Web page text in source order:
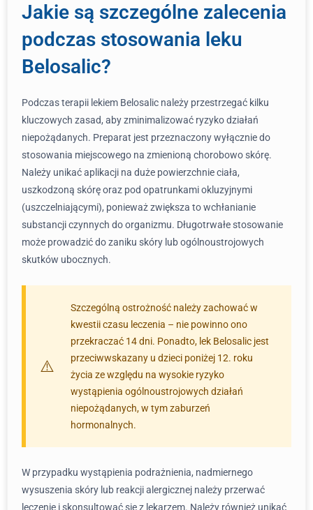
Jakie są szczególne zalecenia
podczas stosowania leku
Belosalic?
Podczas terapii lekiem Belosalic należy przestrzegać kilku
kluczowych zasad, aby zminimalizować ryzyko działań
niepożądanych. Preparat jest przeznaczony wyłącznie do
stosowania miejscowego na zmienioną chorobowo skórę.
Należy unikać aplikacji na duże powierzchnie ciała,
uszkodzoną skórę oraz pod opatrunkami okluzyjnymi
(uszczelniającymi), ponieważ zwiększa to wchłanianie
substancji czynnych do organizmu. Długotrwałe stosowanie
może prowadzić do zaniku skóry lub ogólnoustrojowych
skutków ubocznych.
Szczególną ostrożność należy zachować w
kwestii czasu leczenia – nie powinno ono
przekraczać 14 dni. Ponadto, lek Belosalic jest
przeciwwskazany u dzieci poniżej 12. roku
życia ze względu na wysokie ryzyko
wystąpienia ogólnoustrojowych działań
niepożądanych, w tym zaburzeń
hormonalnych.
W przypadku wystąpienia podrażnienia, nadmiernego
wysuszenia skóry lub reakcji alergicznej należy przerwać
leczenie i skonsultować się z lekarzem. Należy również unikać